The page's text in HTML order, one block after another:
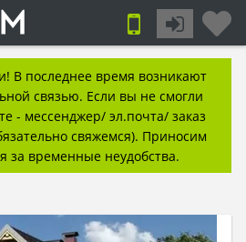
В последнее время возникают
связью. Если вы не смогли
- мессенджер/ эл.почта/ заказ
свяжемся). Приносим
за временные неудобства.